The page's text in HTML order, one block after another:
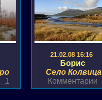
21.02.08 16:16
Борис
Село Колвица
Комментарии